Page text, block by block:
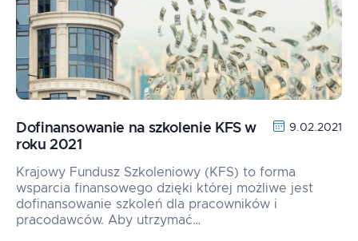
Dofinansowanie na szkolenie KFS w
roku 2021
9.02.2021
Krajowy Fundusz Szkoleniowy (KFS) to forma
wsparcia finansowego dzięki której możliwe jest
dofinansowanie szkoleń dla pracowników i
pracodawców. Aby utrzymać…